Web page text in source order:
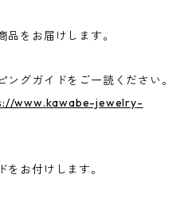
品をお届けします。
ングガイドをご一読ください。
www.kawabe-jewelry-
をお付けします。